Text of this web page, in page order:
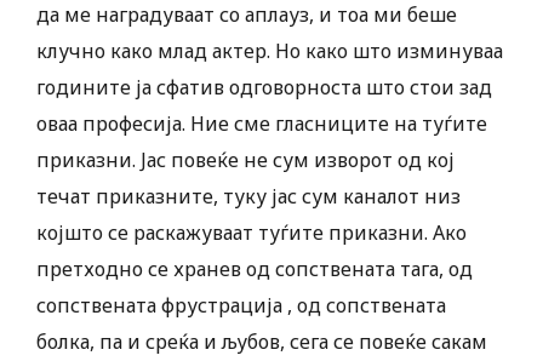
да ме наградуваат со аплауз, и тоа ми беше
клучно како млад актер. Но како што изминуваа
годините ја сфатив одговорноста што стои зад
оваа професија. Ние сме гласниците на туѓите
приказни. Јас повеќе не сум изворот од кој
течат приказните, туку јас сум каналот низ
којшто се раскажуваат туѓите приказни. Ако
претходно се хранев од сопствената тага, од
сопствената фрустрација , од сопствената
болка, па и среќа и љубов, сега се повеќе сакам